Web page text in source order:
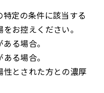
定の条件に該当する
お控えください。
る場合。
る場合。
性とされた方との濃厚